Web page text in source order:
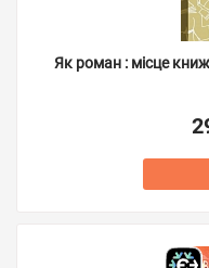
Як роман : місце